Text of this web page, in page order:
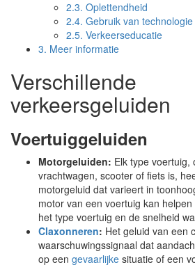
2.3. Oplettendheid
2.4. Gebruik van technologie
2.5. Verkeerseducatie
3. Meer informatie
Verschillende
verkeersgeluiden
Voertuiggeluiden
Motorgeluiden: Elk type voertuig,
vrachtwagen, scooter of fiets is,
motorgeluid dat varieert in
motor van een voertuig kan
het type voertuig en de snelheid
Claxonneren: Het geluid van een
waarschuwingssignaal dat
op een gevaarlijke situatie of een